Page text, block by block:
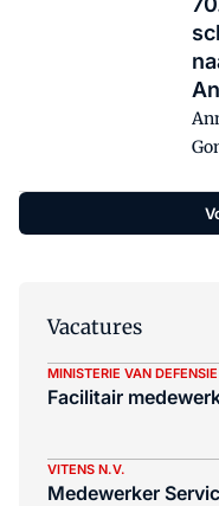
Vacatures
MINISTERIE VAN DEFENSIE
Facilitair
VITENS N.V.
Medewerker